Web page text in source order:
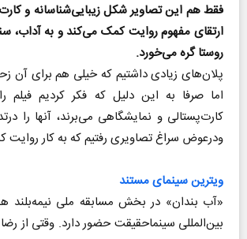
فقط هم این تصاویر شکل زیبایی‌شناسانه و
ارتقای مفهوم روایت کمک می‌کند و به آداب،
روستا گره می‌خورد.
پلان‌های زیادی داشتیم که خیلی هم برای آن
اما صرفا به این دلیل که فکر کردیم فیلم
کارت‌پستالی و نمایشگاهی می‌برند، آنها را
ودرعوض سراغ تصاویری رفتیم که به کار روایت
ویترین سینمای مستند
«آب بندان» در بخش مسابقه ملی نیمه‌بلند
بین‌المللی سینماحقیقت حضور دارد. وقتی از